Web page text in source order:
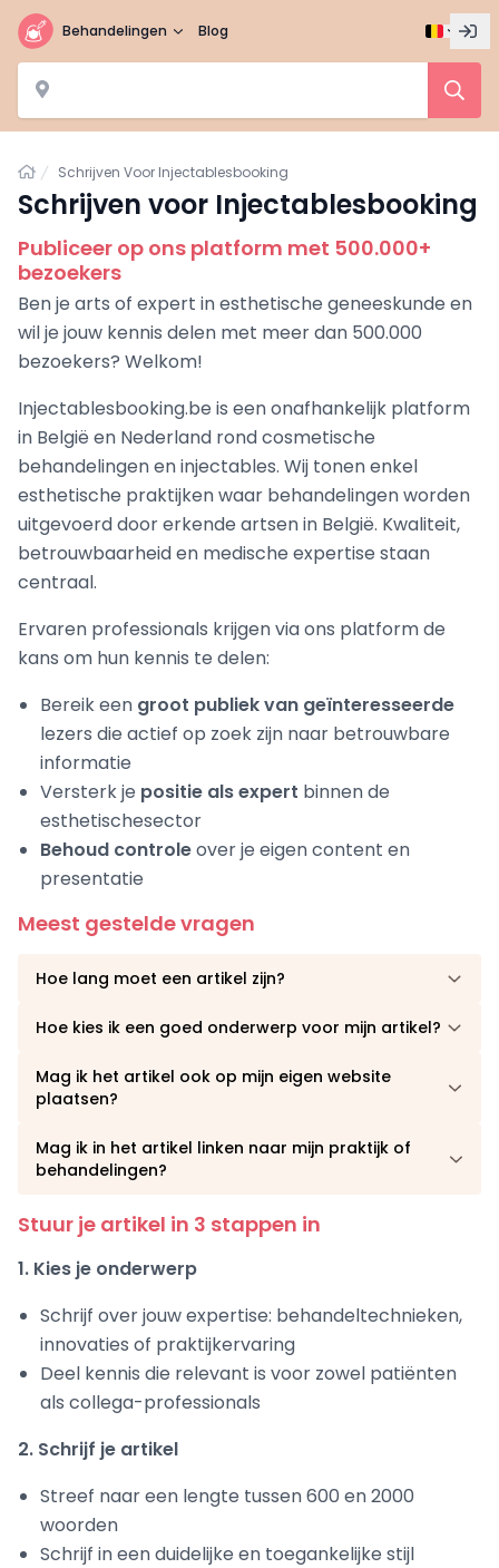
Behandelingen Blog
HomeSchrijven Voor Injectablesbooking
Schrijven voor Injectablesbooking
Publiceer op ons platform met 500.000+
bezoekers
Ben je arts of expert in esthetische geneeskunde en
wil je jouw kennis delen met meer dan 500.000
bezoekers? Welkom!
Injectablesbooking.be is een onafhankelijk platform
in België en Nederland rond cosmetische
behandelingen en injectables. Wij tonen enkel
esthetische praktijken waar behandelingen worden
uitgevoerd door erkende artsen in België. Kwaliteit,
betrouwbaarheid en medische expertise staan
centraal.
Ervaren professionals krijgen via ons platform de
kans om hun kennis te delen:
Bereik een groot publiek van geïnteresseerde
lezers die actief op zoek zijn naar betrouwbare
informatie
Versterk je positie als expert binnen de
esthetischesector
Behoud controleover je eigen content en
presentatie
Meest gestelde vragen
Hoe lang moet een artikel zijn?
Hoe kies ik een goed onderwerp voor mijn artikel?
Mag ik het artikel ook op mijn eigen website
plaatsen?
Mag ik in het artikel linken naar mijn praktijk of
behandelingen?
Stuur je artikel in 3 stappen in
1. Kies je onderwerp
Schrijf over jouw expertise: behandeltechnieken,
innovaties of praktijkervaring
Deel kennis die relevant is voor zowel patiënten
als collega-professionals
2. Schrijf je artikel
Streef naar een lengte tussen 600 en 2000
woorden
Schrijf in een duidelijke en toegankelijke stijl